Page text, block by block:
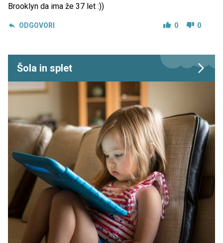
Brooklyn da ima že 37 let :))
ODGOVORI 0 0
Šola in splet